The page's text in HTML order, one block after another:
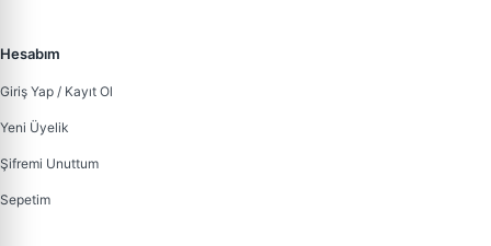
Hesabım
Giriş Yap / Kayıt Ol
Yeni Üyelik
Şifremi Unuttum
Sepetim